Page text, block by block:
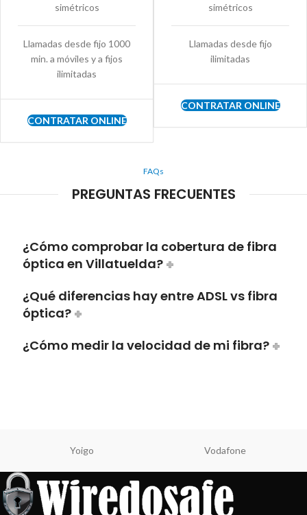
simétricos
Llamadas desde fijo 1000
min. a móviles y a fijos
ilimitadas
CONTRATAR ONLINE
simétricos
Llamadas desde fijo
ilimitadas
CONTRATAR ONLINE
FAQs
PREGUNTAS FRECUENTES
¿Cómo comprobar la cobertura de fibra
óptica en Villatuelda?
¿Qué diferencias hay entre ADSL vs fibra
óptica?
¿Cómo medir la velocidad de mi fibra?
Yoigo Vodafone